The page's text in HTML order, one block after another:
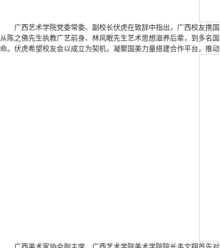
广西艺术学院党委常委、副校长伏虎在致辞中指出，广西校友携
从陈之佛先生执教广艺前身、林风眠先生艺术思想滋养后辈，到多名
命。伏虎希望校友会以成立为契机，凝聚国美力量搭建合作平台，推